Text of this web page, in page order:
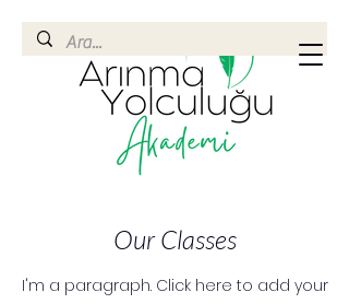
Our Classes
I'm a paragraph. Click here to add your